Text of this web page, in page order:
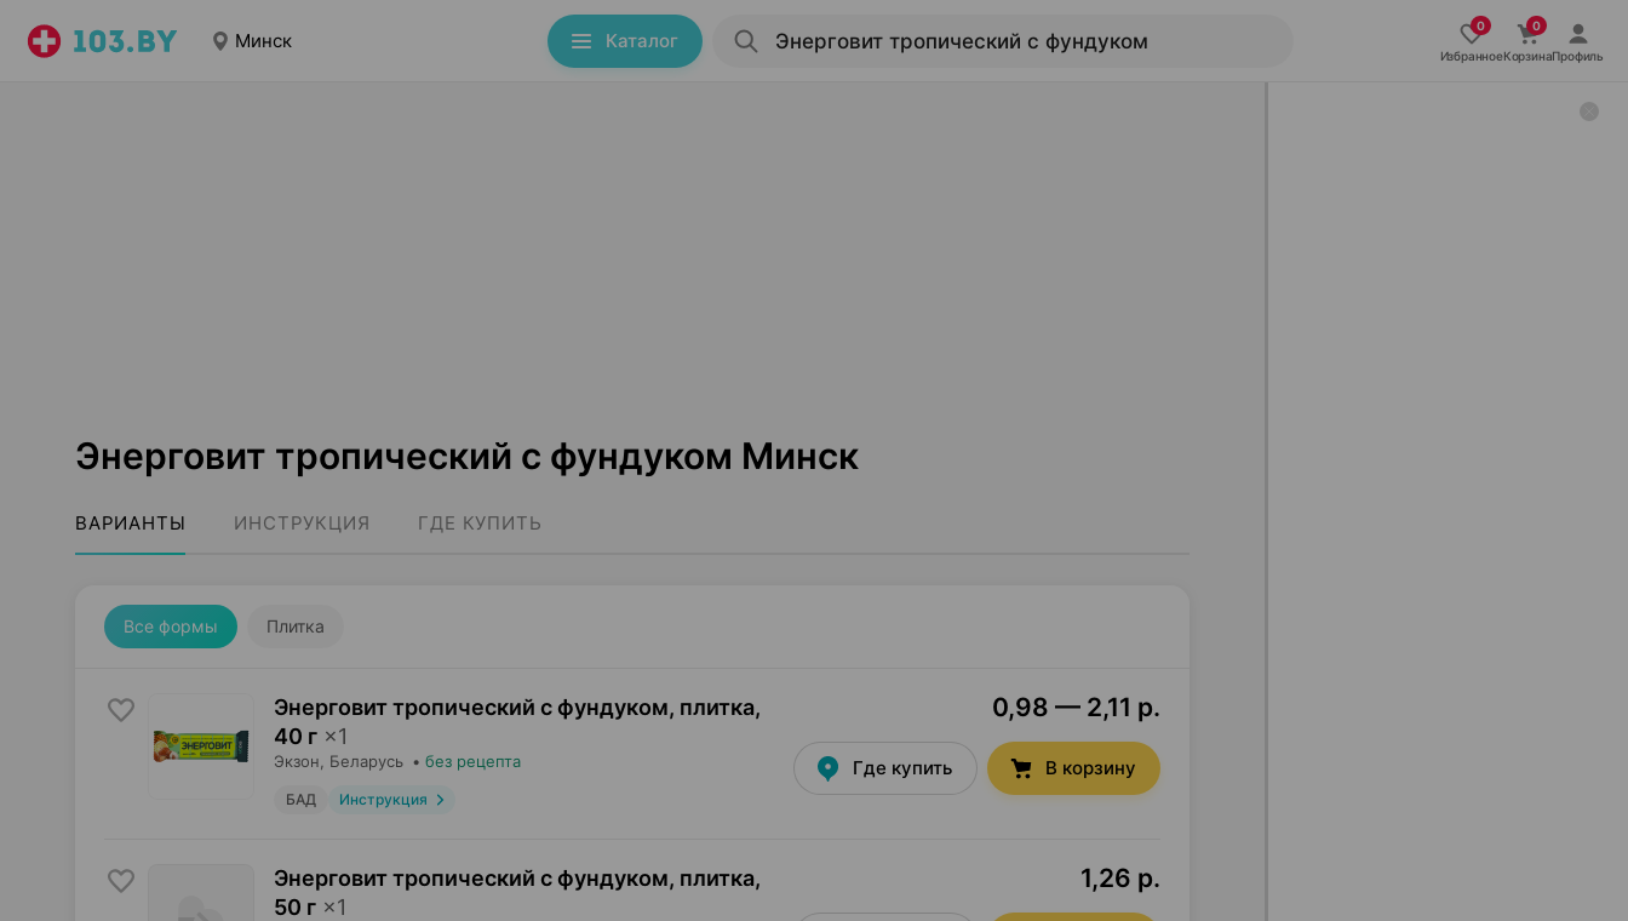
Минск Каталог
ИзбранноеКорзинаПрофиль
Энерговит тропический с фундуком Минск
ВАРИАНТЫ ИНСТРУКЦИЯ ГДЕ КУПИТЬ
Все формы Плитка
Энерговит тропический с фундуком, плитка,
40 г ×1
Экзон , Беларусь • без рецепта
БАД Инструкция
0,98 — 2,11 р.
Где купить В корзину
Энерговит тропический с фундуком, плитка,
50 г ×1
1,26 р.